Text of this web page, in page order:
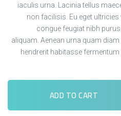
iaculis urna. Lacinia tellus
non facilisis. Eu eget
congue feugiat nibh
aliquam. Aenean urna quam
hendrerit habitasse
ADD TO CART